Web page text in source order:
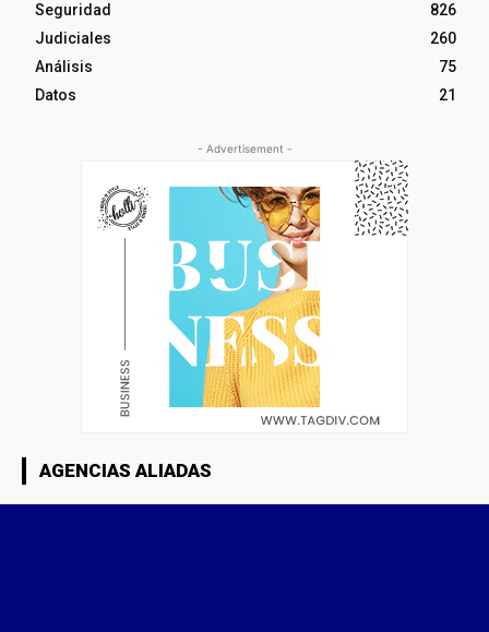
Seguridad
826
Judiciales
260
Análisis
75
Datos
21
- Advertisement -
AGENCIAS ALIADAS